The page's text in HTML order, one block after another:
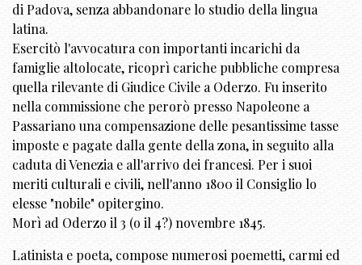
di Padova, senza abbandonare lo studio della lingua
latina.
Esercitò l'avvocatura con importanti incarichi da
famiglie altolocate, ricoprì cariche pubbliche compresa
quella rilevante di Giudice Civile a Oderzo. Fu inserito
nella commissione che perorò presso Napoleone a
Passariano una compensazione delle pesantissime tasse
imposte e pagate dalla gente della zona, in seguito alla
caduta di Venezia e all'arrivo dei francesi. Per i suoi
meriti culturali e civili, nell'anno 1800 il Consiglio lo
elesse "nobile" opitergino.
Morì ad Oderzo il 3 (o il 4?) novembre 1845.
Latinista e poeta, compose numerosi poemetti, carmi ed